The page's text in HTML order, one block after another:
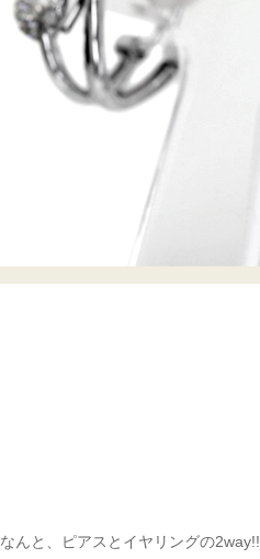
なんと、ピアスとイヤリングの2way!!